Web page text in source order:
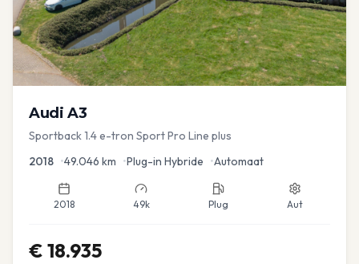
Audi A3
Sportback 1.4 e-tron Sport Pro Line plus
2018 •49.046 km •Plug-in Hybride •Automaat
2018 49k Plug Aut
€ 18.935